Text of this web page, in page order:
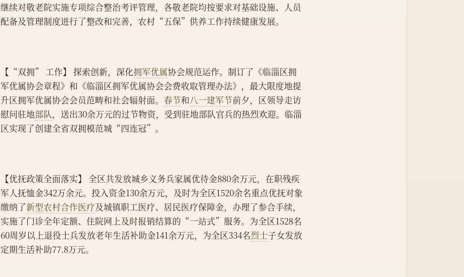
继续对敬老院实施专项综合整治考评管理，各敬老院均按要求对基础设施、人员
配备及管理制度进行了整改和完善，农村“五保”供养工作持续健康发展。
【“双拥” 工作】 探索创新，深化拥军优属协会规范运作。制订了《临淄区拥
军优属协会章程》和《临淄区拥军优属协会会费收取管理办法》，最大限度地提
升区拥军优属协会会员范畴和社会辐射面。 春节和八一建军节前夕，区领导走访
慰问驻地部队，送出30余万元的过节物资，受到驻地部队官兵的热烈欢迎。临淄
区实现了创建全省双拥模范城“四连冠”。
【优抚政策全面落实】 全区共发放城乡义务兵家属优待金880余万元，在职残疾
军人抚恤金342万余元。投入资金130余万元，及时为全区1520余名重点优抚对象
缴纳了新型农村合作医疗及城镇职工医疗、居民医疗保障金，办理了参合手续，
实施了门诊全年定额、住院网上及时报销结算的“一站式”服务。为全区1528名
60周岁以上退役士兵发放老年生活补助金141余万元，为全区334名烈士子女发放
定期生活补助77.8万元。